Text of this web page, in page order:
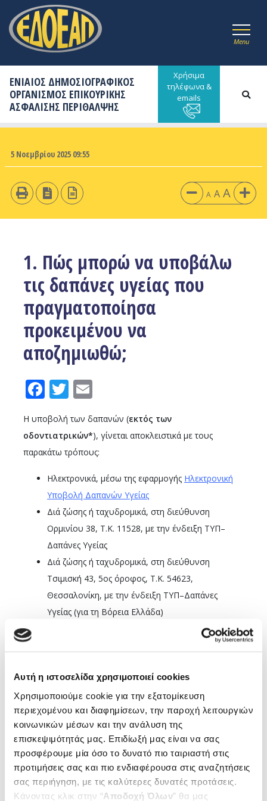
Αυτή η ιστοσελίδα χρησιμοποιεί cookies
Χρησιμοποιούμε cookie για την εξατομίκευση
περιεχομένου και διαφημίσεων, την παροχή λειτουργιών
κοινωνικών μέσων και την ανάλυση της
επισκεψιμότητάς μας. Επιδίωξή μας είναι να σας
προσφέρουμε μία όσο το δυνατό πιο ταιριαστή στις
προτιμήσεις σας και πιο ενδιαφέρουσα στις αναζητήσεις
σας περιήγηση, με τις καλύτερες δυνατές προτάσεις.
Κάνοντας κλικ στην “Αποδοχή Όλων” θα μας
Menu
ΕΝΙΑΙΟΣ ΔΗΜΟΣΙΟΓΡΑΦΙΚΟΣ
ΟΡΓΑΝΙΣΜΟΣ ΕΠΙΚΟΥΡΙΚΗΣ
ΑΣΦΑΛΙΣΗΣ ΠΕΡΙΘΑΛΨΗΣ
Χρήσιμα
τηλέφωνα &
emails
5 Νοεμβρίου 2025 09:55
A A A
1. Πώς μπορώ να υποβάλω
τις δαπάνες υγείας που
πραγματοποίησα
προκειμένου να
αποζημιωθώ;
Facebook
Twitter
Η υποβολή των δαπανών (εκτός των
οδοντιατρικών*), γίνεται αποκλειστικά με τους
παρακάτω τρόπους:
Ηλεκτρονικά, μέσω της εφαρμογής Ηλεκτρονική
Υποβολή Δαπανών Υγείας
Διά ζώσης ή ταχυδρομικά, στη διεύθυνση
Ορμινίου 38, Τ.Κ. 11528, με την ένδειξη ΤΥΠ–
Δαπάνες Υγείας
Διά ζώσης ή ταχυδρομικά, στη διεύθυνση
Τσιμισκή 43, 5ος όροφος, Τ.Κ. 54623,
Θεσσαλονίκη, με την ένδειξη ΤΥΠ–Δαπάνες
Υγείας (για τη Βόρεια Ελλάδα)
Υπενθυμίζεται ότι η εν λόγω εφαρμογή δίδει τη
δυνατότητα στους ασφαλισμένους να καταθέτουν τις
αποδείξεις (αρχεία jpeg, pdf κ.λπ.), που αφορούν σε
ενημερώνονται μέσω email ή/και SMS για την
εκκαθάριση του αιτήματός τους, το ποσόν που τους
αναλογεί και το χρόνο εκταμίευσής του.
*ΠΡΟΣΟΧΗ!Οι οδοντιατρικές δαπάνες για τον ΕΔΟΕΑΠ
Αθηνών αποστέλλονται στοdentalcheck@edoeap.gr,
ενώ για τους ασφαλισμένους της Βορείου Ελλάδος,